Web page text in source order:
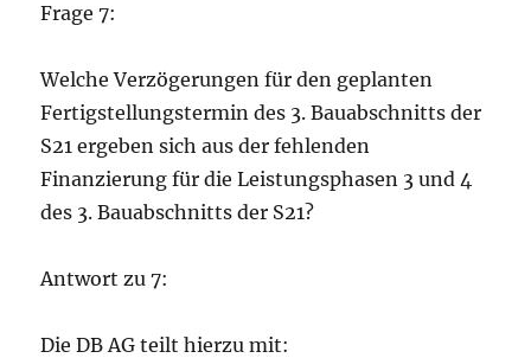
Frage 7:
Welche Verzögerungen für den geplanten
Fertigstellungstermin des 3. Bauabschnitts der
S21 ergeben sich aus der fehlenden
Finanzierung für die Leistungsphasen 3 und 4
des 3. Bauabschnitts der S21?
Antwort zu 7:
Die DB AG teilt hierzu mit: